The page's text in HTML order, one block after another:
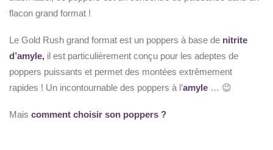
flacon grand format !
Le Gold Rush grand format est un poppers à base de nitrite
d’amyle, il est particulièrement conçu pour les adeptes de
poppers puissants et permet des montées extrêmement
rapides ! Un incontournable des poppers à l’amyle … 😉
Mais comment choisir son poppers ?